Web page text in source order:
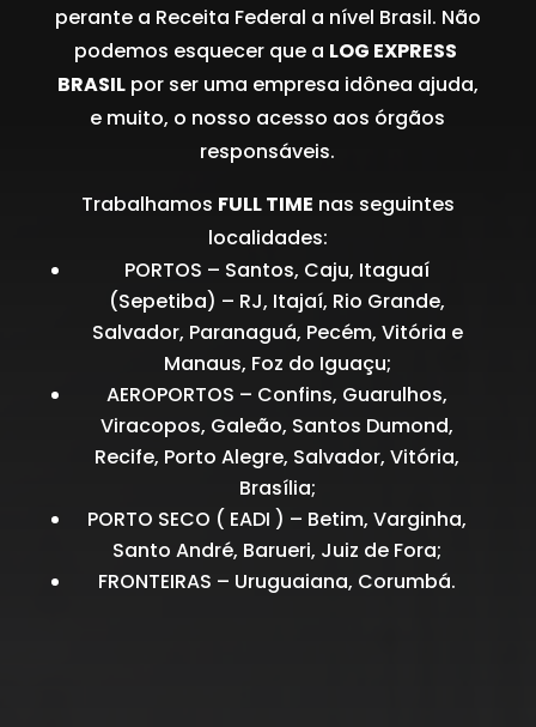
perante a Receita Federal a nível Brasil. Não
podemos esquecer que a LOG EXPRESS
BRASIL por ser uma empresa idônea ajuda,
e muito, o nosso acesso aos órgãos
responsáveis.
Trabalhamos FULL TIME nas seguintes
localidades:
PORTOS – Santos, Caju, Itaguaí
(Sepetiba) – RJ, Itajaí, Rio Grande,
Salvador, Paranaguá, Pecém, Vitória e
Manaus, Foz do Iguaçu;
AEROPORTOS – Confins, Guarulhos,
Viracopos, Galeão, Santos Dumond,
Recife, Porto Alegre, Salvador, Vitória,
Brasília;
PORTO SECO ( EADI ) – Betim, Varginha,
Santo André, Barueri, Juiz de Fora;
FRONTEIRAS – Uruguaiana, Corumbá.